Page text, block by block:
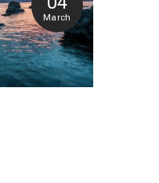
March